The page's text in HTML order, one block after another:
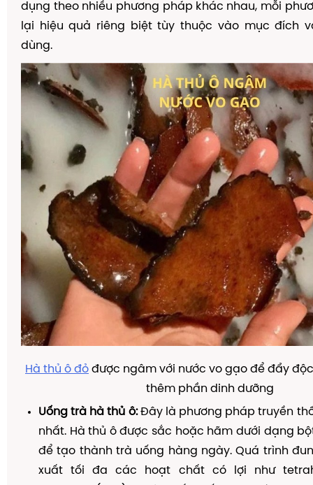
dụng theo nhiều phương pháp khác nhau, mỗi
lại hiệu quả riêng biệt tùy thuộc vào mục đích
dùng.
Hà thủ ô đỏ được ngâm với nước vo gạo để đẩy
thêm phần dinh dưỡng
Uống trà hà thủ ô:Đây là phương pháp truyền
nhất. Hà thủ ô được sắc hoặc hãm dưới dạng
để tạo thành trà uống hàng ngày. Quá trình
xuất tối đa các hoạt chất có lợi như